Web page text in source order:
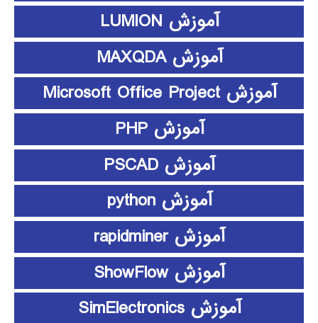
آموزش LUMION
آموزش MAXQDA
آموزش Microsoft Office Project
آموزش PHP
آموزش PSCAD
آموزش python
آموزش rapidminer
آموزش ShowFlow
آموزش SimElectronics